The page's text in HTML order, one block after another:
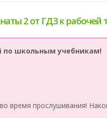
2 от ГДЗ к рабочей
по школьным учебникам!
время прослушивания!